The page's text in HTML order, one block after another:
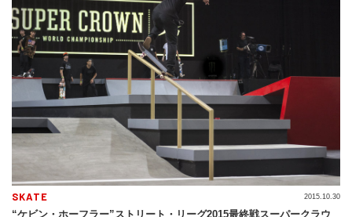
SKATE
“ケビン・ホーフラー”ストリート・リーグ2015最終戦スーパークラウ
2015.10.30